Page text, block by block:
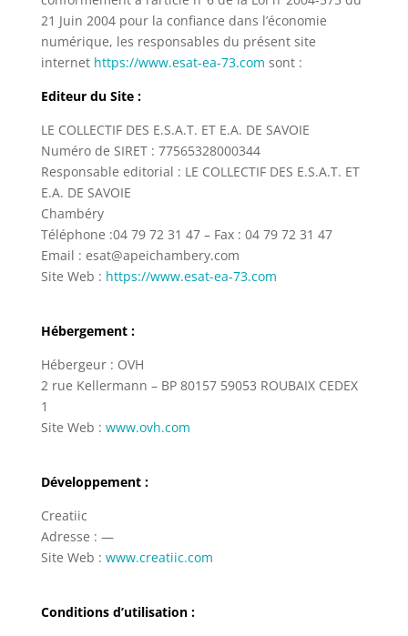
21 Juin 2004 pour la confiance dans l’économie
numérique, les responsables du présent site
internet https://www.esat-ea-73.com sont :
Editeur du Site :
LE COLLECTIF DES E.S.A.T. ET E.A. DE SAVOIE
Numéro de SIRET : 77565328000344
Responsable editorial : LE COLLECTIF DES E.S.A.T. ET
E.A. DE SAVOIE
Chambéry
Téléphone :04 79 72 31 47 – Fax : 04 79 72 31 47
Email : esat@apeichambery.com
Site Web : https://www.esat-ea-73.com
Hébergement :
Hébergeur : OVH
2 rue Kellermann – BP 80157 59053 ROUBAIX CEDEX
1
Site Web : www.ovh.com
Développement:
Creatiic
Adresse : —
Site Web : www.creatiic.com
Conditions d’utilisation :